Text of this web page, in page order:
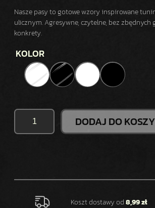
Nasze pasy to gotowe wzory inspirowane
ulicznym. Agresywne, czytelne, bez zbędnych
konkrety.
KOLOR
I
O
DODAJ DO
Koszt dostawy od8,99 zł